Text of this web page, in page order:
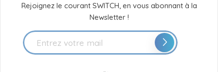
Rejoignez le courant SWITCH, en vous abonnant à la
Newsletter !